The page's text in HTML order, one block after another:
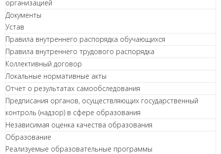
организацией
Документы
Устав
Правила внутреннего распорядка обучающихся
Правила внутреннего трудового распорядка
Коллективный договор
Локальные нормативные акты
Отчет о результатах самообследования
Предписания органов, осуществляющих государственный
контроль (надзор) в сфере образования
Независимая оценка качества образования
Образование
Реализуемые образовательные программы